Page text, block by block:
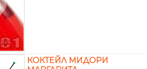
КОКТЕЙЛ МИДОРИ